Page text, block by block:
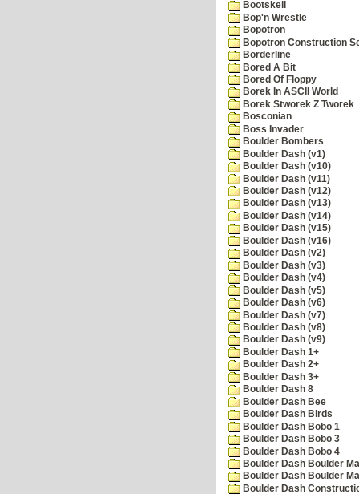
Bootskell
Bop'n Wrestle
Bopotron
Bopotron Construction
Borderline
Bored A Bit
Bored Of Floppy
Borek In ASCII World
Borek Stworek Z Tworek
Bosconian
Boss Invader
Boulder Bombers
Boulder Dash (v1)
Boulder Dash (v10)
Boulder Dash (v11)
Boulder Dash (v12)
Boulder Dash (v13)
Boulder Dash (v14)
Boulder Dash (v15)
Boulder Dash (v16)
Boulder Dash (v2)
Boulder Dash (v3)
Boulder Dash (v4)
Boulder Dash (v5)
Boulder Dash (v6)
Boulder Dash (v7)
Boulder Dash (v8)
Boulder Dash (v9)
Boulder Dash 1+
Boulder Dash 2+
Boulder Dash 3+
Boulder Dash 8
Boulder Dash Bee
Boulder Dash Birds
Boulder Dash Bobo 1
Boulder Dash Bobo 3
Boulder Dash Bobo 4
Boulder Dash Boulder
Boulder Dash Boulder
Boulder Dash